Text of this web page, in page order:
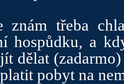
znám třeba
hospůdku, a
dělat
pobyt na